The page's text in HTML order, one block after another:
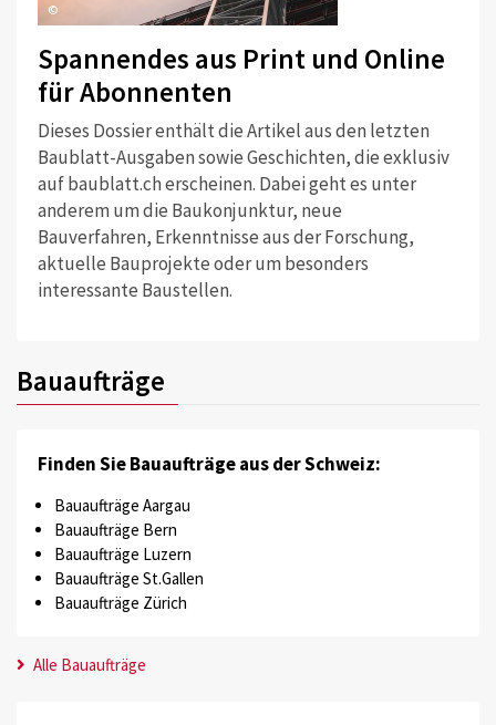
©
Spannendes aus Print und Online
für Abonnenten
Dieses Dossier enthält die Artikel aus den letzten
Baublatt-Ausgaben sowie Geschichten, die exklusiv
auf baublatt.ch erscheinen. Dabei geht es unter
anderem um die Baukonjunktur, neue
Bauverfahren, Erkenntnisse aus der Forschung,
aktuelle Bauprojekte oder um besonders
interessante Baustellen.
Bauaufträge
Finden Sie Bauaufträge aus der Schweiz:
Bauaufträge Aargau
Bauaufträge Bern
Bauaufträge Luzern
Bauaufträge St.Gallen
Bauaufträge Zürich
Alle Bauaufträge